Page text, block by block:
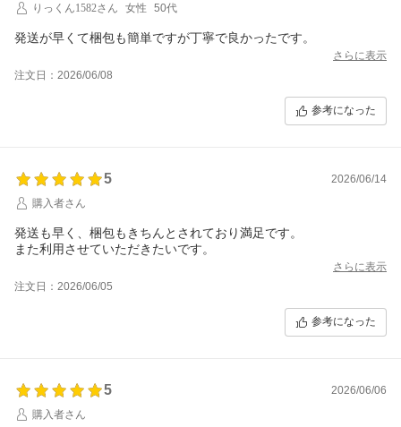
りっくん1582さん
女性 50代
発送が早くて梱包も簡単ですが丁寧で良かったです。
さらに表示
注文日：2026/06/08
参考になった
5
2026/06/14
購入者さん
発送も早く、梱包もきちんとされており満足です。
また利用させていただきたいです。
さらに表示
注文日：2026/06/05
参考になった
5
2026/06/06
購入者さん